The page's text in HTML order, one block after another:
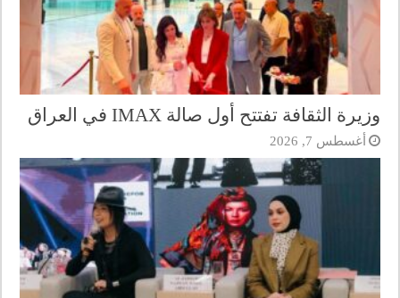
وزيرة الثقافة تفتتح أول صالة IMAX في العراق
أغسطس 7, 2026